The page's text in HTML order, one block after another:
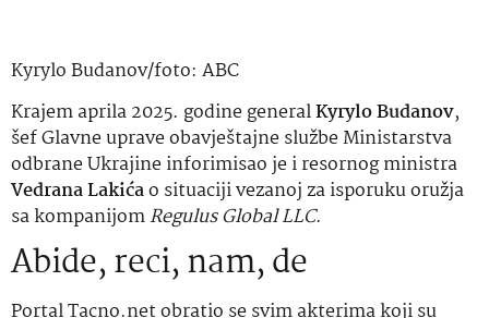
Kyrylo Budanov/foto: ABC
Krajem aprila 2025. godine generalKyrylo Budanov,
šef Glavne uprave obavještajne službe Ministarstva
odbrane Ukrajine inforimisao je i resornog ministra
Vedrana Lakićao situaciji vezanoj za isporuku oružja
sa kompanijomRegulus Global LLC.
Abide, reci, nam, de